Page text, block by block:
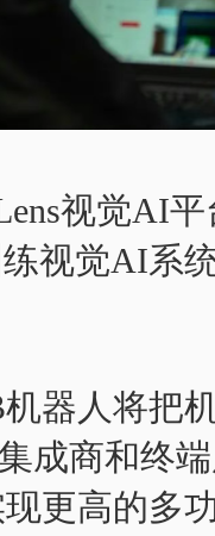
视觉AI
视觉AI系
器人将把
成商和终
更高的多